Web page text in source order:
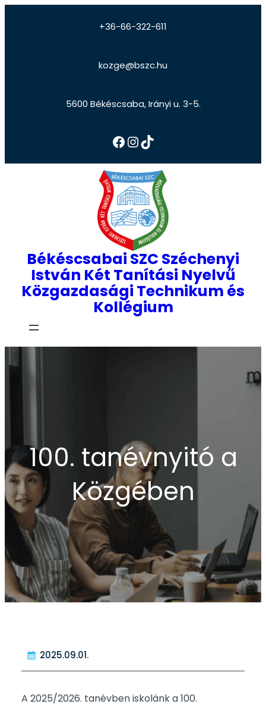
+36-66-322-611
kozge@bszc.hu
5600 Békéscsaba, Irányi u. 3-5.
Békéscsabai SZC Széchenyi
István Két Tanítási Nyelvű
Közgazdasági Technikum és
Kollégium
100. tanévnyitó a
Közgében
2025.09.01.
A 2025/2026. tanévben iskolánk a 100.